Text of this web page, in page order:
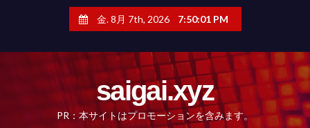
金. 8月 7th, 2026 7:50:03 PM
saigai.xyz
PR：本サイトはプロモーションを含みます。